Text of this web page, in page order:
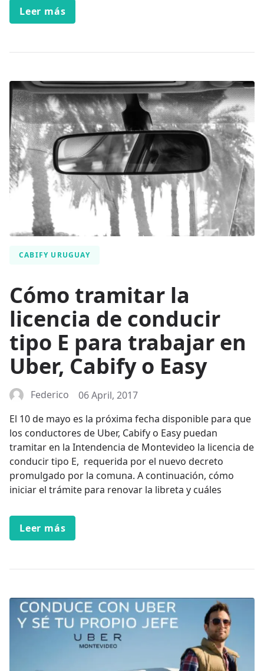
Leer más
CABIFY URUGUAY
Cómo tramitar la
licencia de conducir
tipo E para trabajar en
Uber, Cabify o Easy
Federico
06 April, 2017
El 10 de mayo es la próxima fecha disponible para que
los conductores de Uber, Cabify o Easy puedan
tramitar en la Intendencia de Montevideo la licencia de
conducir tipo E, requerida por el nuevo decreto
promulgado por la comuna. A continuación, cómo
iniciar el trámite para renovar la libreta y cuáles
Leer más